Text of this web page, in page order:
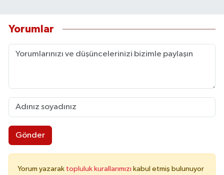
Yorumlar
Gönder
Yorum yazarak topluluk kurallarımızı kabul etmiş bulunuyor